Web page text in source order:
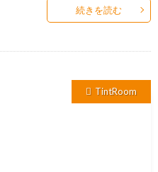
続きを読む
TintRoom